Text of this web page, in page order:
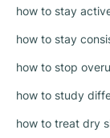
how to stay
how to stay
how to stop
how to study
how to treat dry